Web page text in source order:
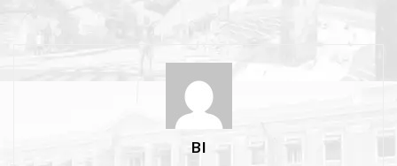
BI